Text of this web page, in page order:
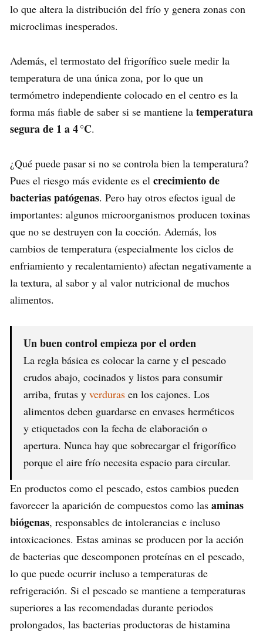
lo que altera la distribución del frío y genera zonas con
microclimas inesperados.
Además, el termostato del frigorífico suele medir la
temperatura de una única zona, por lo que un
termómetro independiente colocado en el centro es la
forma más fiable de saber si se mantiene la temperatura
segura de 1 a 4 °C.
¿Qué puede pasar si no se controla bien la temperatura?
Pues el riesgo más evidente es el crecimiento de
bacterias patógenas. Pero hay otros efectos igual de
importantes: algunos microorganismos producen toxinas
que no se destruyen con la cocción. Además, los
cambios de temperatura (especialmente los ciclos de
enfriamiento y recalentamiento) afectan negativamente a
la textura, al sabor y al valor nutricional de muchos
alimentos.
Un buen control empieza por el orden
La regla básica es colocar la carne y el pescado
crudos abajo, cocinados y listos para consumir
arriba, frutas y verduras en los cajones. Los
alimentos deben guardarse en envases herméticos
y etiquetados con la fecha de elaboración o
apertura. Nunca hay que sobrecargar el frigorífico
porque el aire frío necesita espacio para circular.
En productos como el pescado, estos cambios pueden
favorecer la aparición de compuestos como las aminas
biógenas, responsables de intolerancias e incluso
intoxicaciones. Estas aminas se producen por la acción
de bacterias que descomponen proteínas en el pescado,
lo que puede ocurrir incluso a temperaturas de
refrigeración. Si el pescado se mantiene a temperaturas
superiores a las recomendadas durante periodos
prolongados, las bacterias productoras de histamina